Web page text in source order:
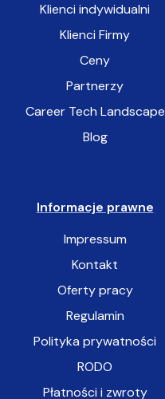
Klienci indywidualni
Klienci Firmy
Ceny
Partnerzy
Career Tech Landscape
Blog
Informacje prawne
Impressum
Kontakt
Oferty pracy
Regulamin
Polityka prywatności
RODO
Płatności i zwroty